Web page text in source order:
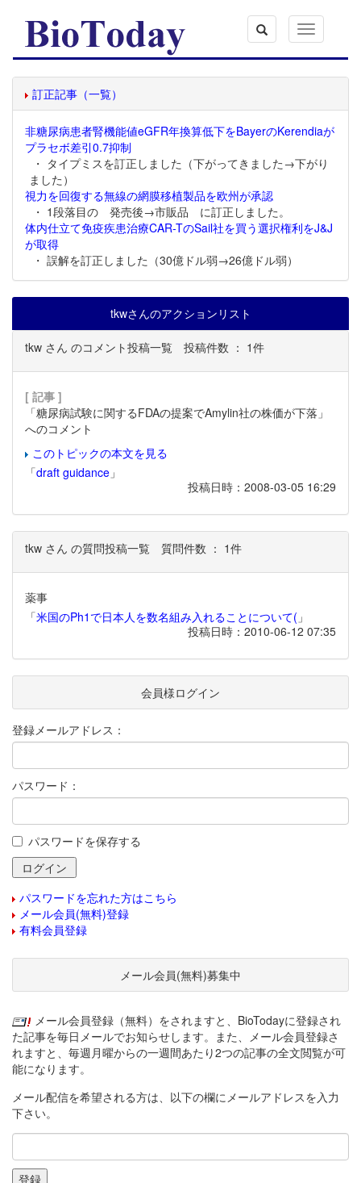
Toggle
navigation
訂正記事（一覧）
非糖尿病患者腎機能値eGFR年換算低下をBayerのKerendiaが
プラセボ差引0.7抑制
・ タイプミスを訂正しました（下がってきました→下がり
ました）
視力を回復する無線の網膜移植製品を欧州が承認
・ 1段落目の 発売後→市販品 に訂正しました。
体内仕立て免疫疾患治療CAR-TのSail社を買う選択権利をJ&J
が取得
・ 誤解を訂正しました（30億ドル弱→26億ドル弱）
tkwさんのアクションリスト
tkw さん のコメント投稿一覧 投稿件数 ： 1件
[ 記事 ]
「糖尿病試験に関するFDAの提案でAmylin社の株価が下落」
へのコメント
このトピックの本文を見る
「draft guidance 」
投稿日時：2008-03-05 16:29
tkw さん の質問投稿一覧 質問件数 ： 1件
薬事
「米国のPh1で日本人を数名組み入れることについて( 」
投稿日時：2010-06-12 07:35
会員様ログイン
登録メールアドレス：
パスワード：
パスワードを保存する
パスワードを忘れた方はこちら
メール会員(無料)登録
有料会員登録
メール会員(無料)募集中
メール会員登録（無料）をされますと、BioTodayに登録され
た記事を毎日メールでお知らせします。また、メール会員登録さ
れますと、毎週月曜からの一週間あたり2つの記事の全文閲覧が可
能になります。
メール配信を希望される方は、以下の欄にメールアドレスを入力
下さい。